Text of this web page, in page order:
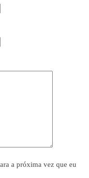
a próxima vez que eu